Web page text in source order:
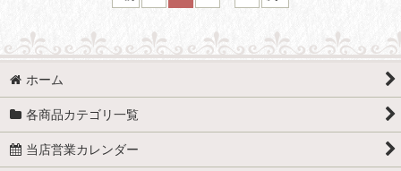
ホーム
各商品カテゴリ一覧
当店営業カレンダー